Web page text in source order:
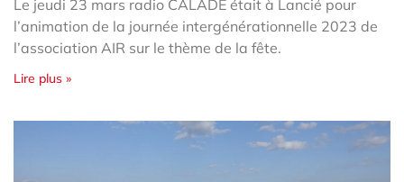
Le jeudi 23 mars radio CALADE était à Lancié pour
l’animation de la journée intergénérationnelle 2023 de
l’association AIR sur le thème de la fête.
Lire plus »